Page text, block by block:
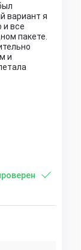
вариант я
и все
пакете.
и